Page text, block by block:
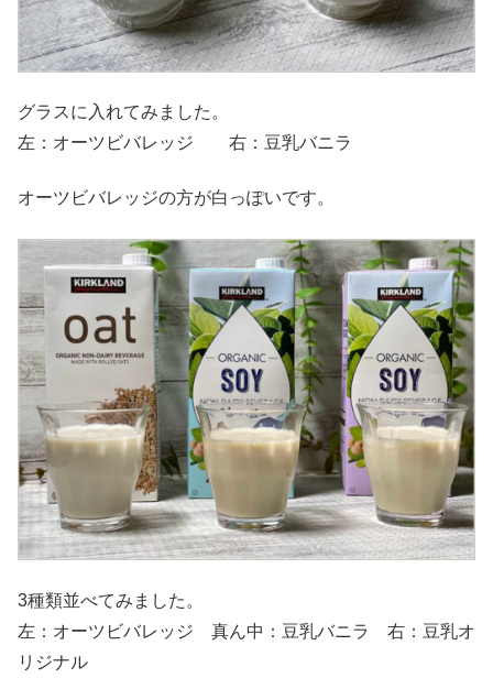
グラスに入れてみました。
左：オーツビバレッジ 右：豆乳バニラ
オーツビバレッジの方が白っぽいです。
3種類並べてみました。
左：オーツビバレッジ 真ん中：豆乳バニラ 右：豆乳オ
リジナル